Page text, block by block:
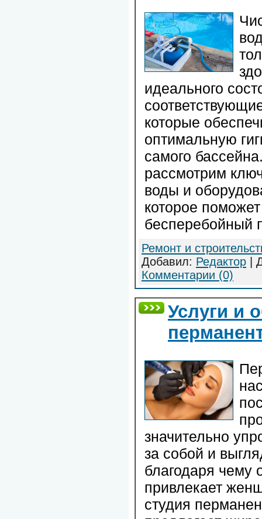
идеального
которые
оптимальную
самого
рассмотрим
воды и
которое
бесперебойный
Ремонт и
Добавил: Редактор |
Комментарии (0)
Услуги и
значительно
за собой и
благодаря чему
привлекает
студия